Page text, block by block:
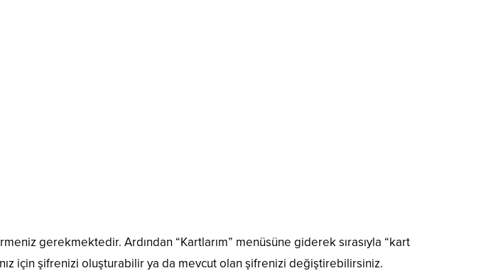
gerekmektedir. Ardından “Kartlarım” menüsüne giderek sırasıyla “kart
için şifrenizi oluşturabilir ya da mevcut olan şifrenizi değiştirebilirsiniz.